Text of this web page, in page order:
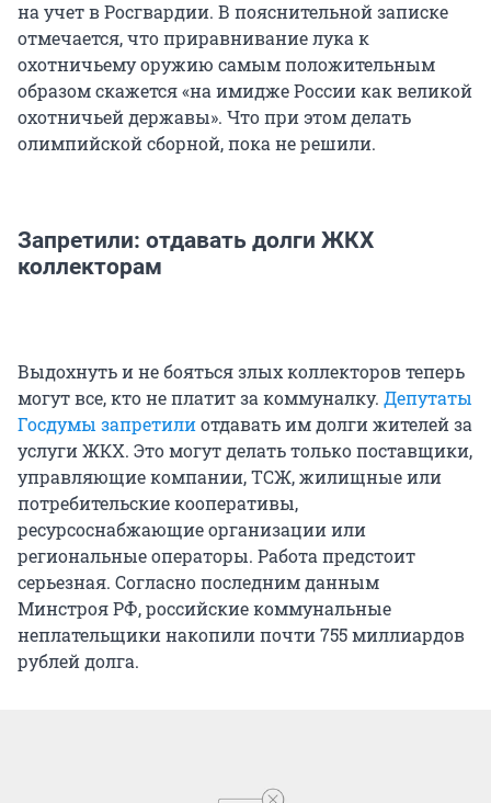
на учет в Росгвардии. В пояснительной записке
отмечается, что приравнивание лука к
охотничьему оружию самым положительным
образом скажется «на имидже России как великой
охотничьей державы». Что при этом делать
олимпийской сборной, пока не решили.
Запретили: отдавать долги ЖКХ
коллекторам
Выдохнуть и не бояться злых коллекторов теперь
могут все, кто не платит за коммуналку. Депутаты
Госдумы запретилиотдавать им долги жителей за
услуги ЖКХ. Это могут делать только поставщики,
управляющие компании, ТСЖ, жилищные или
потребительские кооперативы,
ресурсоснабжающие организации или
региональные операторы. Работа предстоит
серьезная. Согласно последним данным
Минстроя РФ, российские коммунальные
неплательщики накопили почти 755 миллиардов
рублей долга.